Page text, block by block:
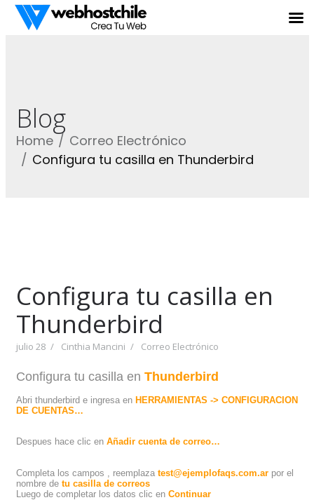
Blog
Home
Correo Electrónico
Configura tu casilla en Thunderbird
Configura tu casilla en
Thunderbird
julio 28 Cinthia Mancini Correo Electrónico
Configura tu casilla en Thunderbird
Abri thunderbird e ingresa en HERRAMIENTAS -> CONFIGURACION
DE CUENTAS…
Despues hace clic en Añadir cuenta de correo…
Completa los campos , reemplaza test@ejemplofaqs.com.ar por el
nombre de tu casilla de correos
Luego de completar los datos clic en Continuar